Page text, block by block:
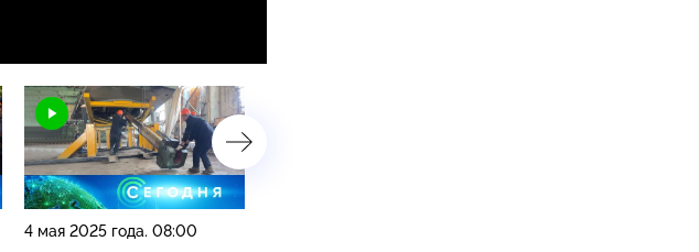
4 мая 2025 года. 08:00